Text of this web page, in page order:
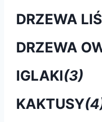
DRZEWA
DRZEWA
IGLAKI(3)
KAKTUSY